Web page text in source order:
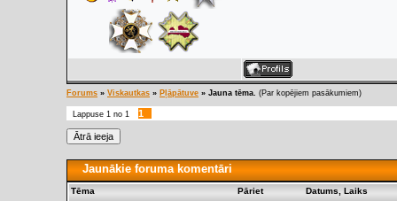
Forums » Viskautkas » Pļāpātuve » Jauna tēma. (Par kopējiem pasākumiem)
Lappuse 1 no 1 1
Jaunākie foruma komentāri
Tēma Pāriet Datums, Laiks